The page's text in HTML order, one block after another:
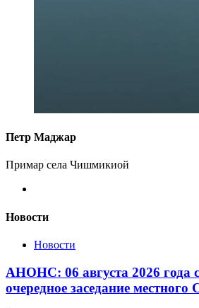
Петр Маджар
Примар села Чишмикиой
Новости
Новости
АНОНС: 06 августа 2026 года
очередное заседание местного